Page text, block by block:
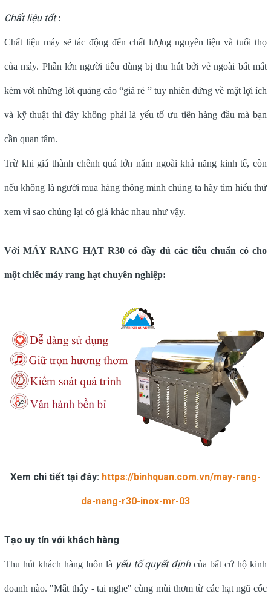
Chất liệu tốt:
Chất liệu máy sẽ tác động đến chất lượng nguyên liệu và tuổi thọ
của máy. Phần lớn người tiêu dùng bị thu hút bởi vẻ ngoài bắt mắt
kèm với những lời quảng cáo “giá rẻ ” tuy nhiên đứng về mặt lợi ích
và kỹ thuật thì đây không phải là yếu tố ưu tiên hàng đầu mà bạn
cần quan tâm.
Trừ khi giá thành chênh quá lớn nằm ngoài khả năng kinh tế, còn
nếu không là người mua hàng thông minh chúng ta hãy tìm hiểu thử
xem vì sao chúng lại có giá khác nhau như vậy.
Với MÁY RANG HẠT R30 có đầy đủ các tiêu chuẩn có cho
một chiếc máy rang hạt chuyên nghiệp:
Xem chi tiết tại đây: https://binhquan.com.vn/may-rang-
da-nang-r30-inox-mr-03
Tạo uy tín với khách hàng
Thu hút khách hàng luôn là yếu tố quyết địnhcủa bất cứ hộ kinh
doanh nào. "Mắt thấy - tai nghe" cùng mùi thơm từ các hạt ngũ cốc